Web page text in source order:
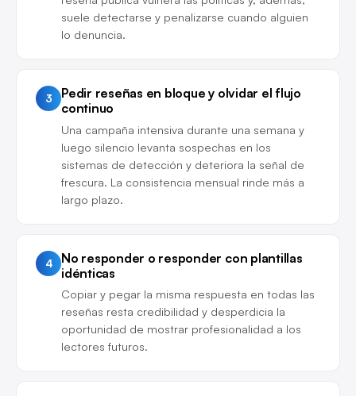
suele detectarse y penalizarse cuando alguien
lo denuncia.
3
Pedir reseñas en bloque y olvidar el flujo
continuo
Una campaña intensiva durante una semana y
luego silencio levanta sospechas en los
sistemas de detección y deteriora la señal de
frescura. La consistencia mensual rinde más a
largo plazo.
4
No responder o responder con plantillas
idénticas
Copiar y pegar la misma respuesta en todas las
reseñas resta credibilidad y desperdicia la
oportunidad de mostrar profesionalidad a los
lectores futuros.